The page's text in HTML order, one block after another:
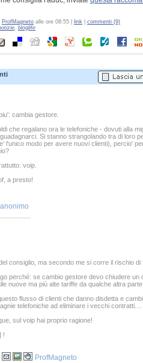
ProfMagneto alle ore 08:55 | link
commenti (9)
bloglife
cambia gestore.
che regalano ora le telefoniche - dovuti alla
Si stanno strangolando tra di loro
l'unico modo per avere nuovi clienti), percio'
voip.
a presto!
consiglio, ma secondo me si corre il rischio di
perché: se cambio gestore devo chiudere
nuove ma più alte tariffe da qualche altra parte!
flusso di clienti che danno disdetta e
telefoniche ad eliminare i vecchi contratti....
sul voip hai proprio ragione!
!
ProfMagneto